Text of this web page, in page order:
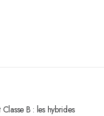
B : les hybrides